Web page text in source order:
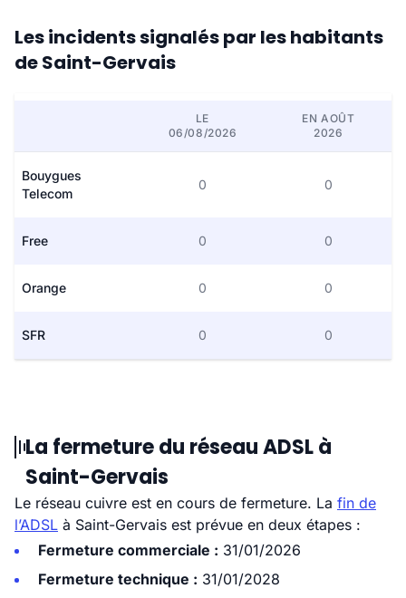
Les incidents signalés par les habitants
de Saint-Gervais
LE
06/08/2026
EN AOÛT
2026
Bouygues
Telecom
0 0
Free 0 0
Orange 0 0
SFR 0 0
La fermeture du réseau ADSL à
Saint-Gervais
Le réseau cuivre est en cours de fermeture. La fin de
l’ADSL à Saint-Gervais est prévue en deux étapes :
Fermeture commerciale : 31/01/2026
Fermeture technique : 31/01/2028